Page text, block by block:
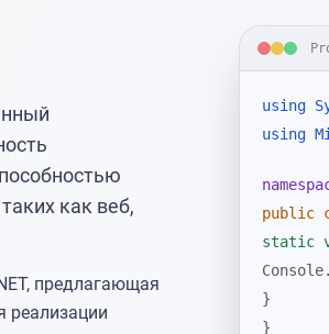
как веб,
предлагающая
реализации
using
using
public
static
}
}